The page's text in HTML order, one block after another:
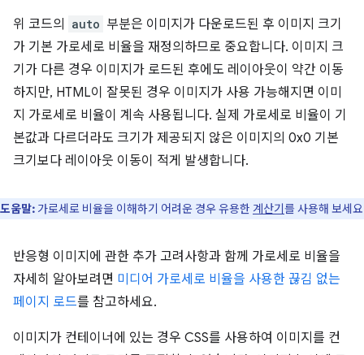
위 코드의 auto 부분은 이미지가 다운로드된 후 이미지 크기
가 기본 가로세로 비율을 재정의하므로 중요합니다. 이미지 크
기가 다른 경우 이미지가 로드된 후에도 레이아웃이 약간 이동
하지만, HTML이 잘못된 경우 이미지가 사용 가능해지면 이미
지 가로세로 비율이 계속 사용됩니다. 실제 가로세로 비율이 기
본값과 다르더라도 크기가 제공되지 않은 이미지의 0x0 기본
크기보다 레이아웃 이동이 적게 발생합니다.
도움말: 가로세로 비율을 이해하기 어려운 경우 유용한 계산기 를 사용해 보세
반응형 이미지에 관한 추가 고려사항과 함께 가로세로 비율을
자세히 알아보려면 미디어 가로세로 비율을 사용한 끊김 없는
페이지 로드를 참고하세요.
이미지가 컨테이너에 있는 경우 CSS를 사용하여 이미지를 컨